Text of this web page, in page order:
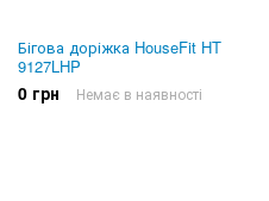
Бігова доріжка HouseFit HT
9127LHP
0 грн Немає в наявності